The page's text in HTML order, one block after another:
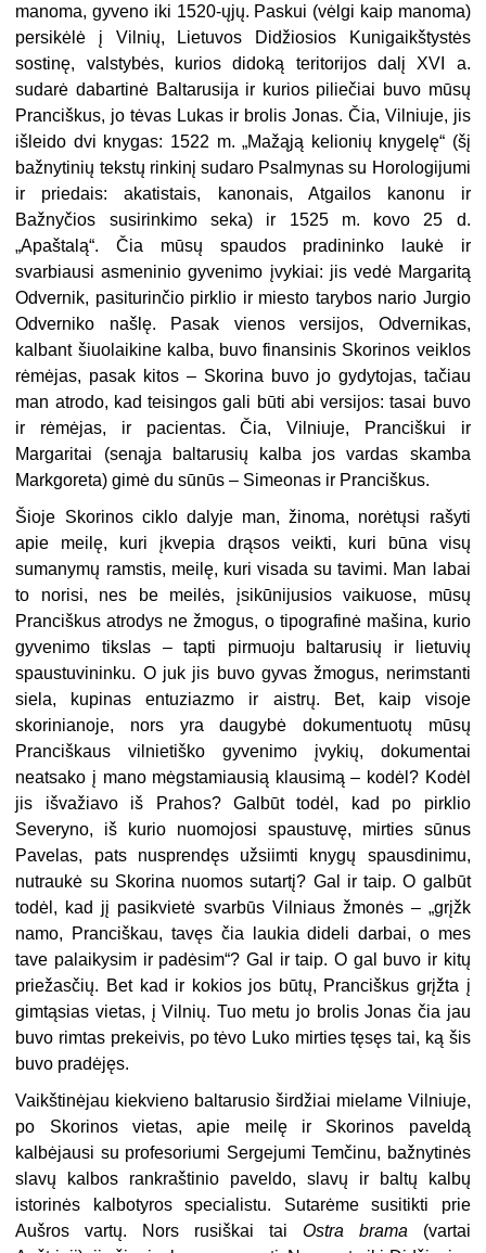
manoma, gyveno iki 1520-ųjų. Paskui (vėlgi kaip manoma)
persikėlė į Vilnių, Lietuvos Didžiosios Kunigaikštystės
sostinę, valstybės, kurios didoką teritorijos dalį XVI a.
sudarė dabartinė Baltarusija ir kurios piliečiai buvo mūsų
Pranciškus, jo tėvas Lukas ir brolis Jonas. Čia, Vilniuje, jis
išleido dvi knygas: 1522 m. „Mažąją kelionių knygelę“ (šį
bažnytinių tekstų rinkinį sudaro Psalmynas su Horologijumi
ir priedais: akatistais, kanonais, Atgailos kanonu ir
Bažnyčios susirinkimo seka) ir 1525 m. kovo 25 d.
„Apaštalą“. Čia mūsų spaudos pradininko laukė ir
svarbiausi asmeninio gyvenimo įvykiai: jis vedė Margaritą
Odvernik, pasiturinčio pirklio ir miesto tarybos nario Jurgio
Odverniko našlę. Pasak vienos versijos, Odvernikas,
kalbant šiuolaikine kalba, buvo finansinis Skorinos veiklos
rėmėjas, pasak kitos – Skorina buvo jo gydytojas, tačiau
man atrodo, kad teisingos gali būti abi versijos: tasai buvo
ir rėmėjas, ir pacientas. Čia, Vilniuje, Pranciškui ir
Margaritai (senąja baltarusių kalba jos vardas skamba
Markgoreta) gimė du sūnūs – Simeonas ir Pranciškus.
Šioje Skorinos ciklo dalyje man, žinoma, norėtųsi rašyti
apie meilę, kuri įkvepia drąsos veikti, kuri būna visų
sumanymų ramstis, meilę, kuri visada su tavimi. Man labai
to norisi, nes be meilės, įsikūnijusios vaikuose, mūsų
Pranciškus atrodys ne žmogus, o tipografinė mašina, kurio
gyvenimo tikslas – tapti pirmuoju baltarusių ir lietuvių
spaustuvininku. O juk jis buvo gyvas žmogus, nerimstanti
siela, kupinas entuziazmo ir aistrų. Bet, kaip visoje
skorinianoje, nors yra daugybė dokumentuotų mūsų
Pranciškaus vilnietiško gyvenimo įvykių, dokumentai
neatsako į mano mėgstamiausią klausimą – kodėl? Kodėl
jis išvažiavo iš Prahos? Galbūt todėl, kad po pirklio
Severyno, iš kurio nuomojosi spaustuvę, mirties sūnus
Pavelas, pats nusprendęs užsiimti knygų spausdinimu,
nutraukė su Skorina nuomos sutartį? Gal ir taip. O galbūt
todėl, kad jį pasikvietė svarbūs Vilniaus žmonės – „grįžk
namo, Pranciškau, tavęs čia laukia dideli darbai, o mes
tave palaikysim ir padėsim“? Gal ir taip. O gal buvo ir kitų
priežasčių. Bet kad ir kokios jos būtų, Pranciškus grįžta į
gimtąsias vietas, į Vilnių. Tuo metu jo brolis Jonas čia jau
buvo rimtas prekeivis, po tėvo Luko mirties tęsęs tai, ką šis
buvo pradėjęs.
Vaikštinėjau kiekvieno baltarusio širdžiai mielame Vilniuje,
po Skorinos vietas, apie meilę ir Skorinos paveldą
kalbėjausi su profesoriumi Sergejumi Temčinu, bažnytinės
slavų kalbos rankraštinio paveldo, slavų ir baltų kalbų
istorinės kalbotyros specialistu. Sutarėme susitikti prie
Aušros vartų. Nors rusiškai tai Ostra brama (vartai